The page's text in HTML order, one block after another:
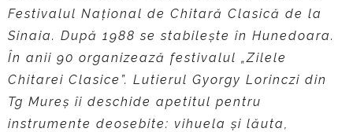
Festivalul Naţional de Chitară Clasică de la
Sinaia. După 1988 se stabileşte în Hunedoara.
În anii 90 organizează festivalul „Zilele
Chitarei Clasice”. Lutierul Gyorgy Lorinczi din
Tg Mureş îi deschide apetitul pentru
instrumente deosebite: vihuela şi lăuta,